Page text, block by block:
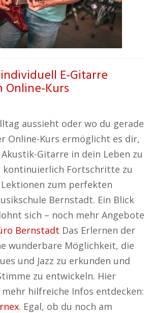
E-Gitarre
Online-Kurs
aussieht oder wo du gerade
Online-Kurs ermöglicht es dir,
Gitarre in dein Leben zu
kontinuierlich Fortschritte zu
zum perfekten
Bernstadt. Ein Blick
sich – noch mehr Angebote
Bernstadt Das Erlernen der
wunderbare Möglichkeit, die
und Jazz zu erkunden und
zu entwickeln. Hier
hilfreiche Infos entdecken:
. Egal, ob du noch am